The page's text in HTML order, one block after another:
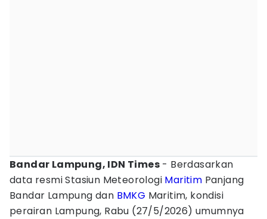
Bandar Lampung, IDN Times - Berdasarkan
data resmi Stasiun Meteorologi Maritim Panjang
Bandar Lampung dan BMKG Maritim, kondisi
perairan Lampung, Rabu (27/5/2026) umumnya